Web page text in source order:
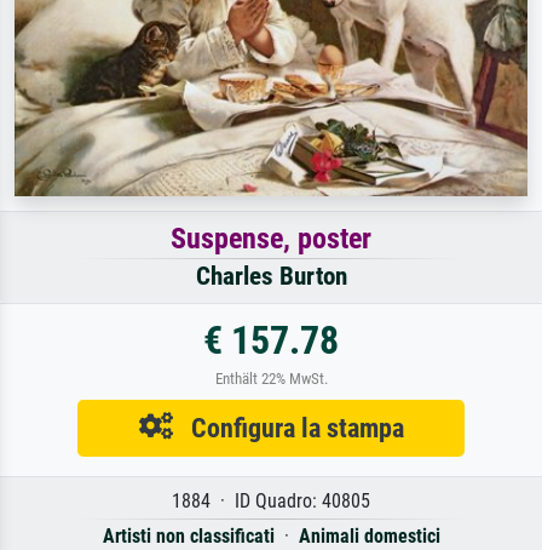
Suspense, poster
Charles Burton
€ 157.78
Enthält 22% MwSt.
Configura la stampa
1884 · ID Quadro: 40805
Artisti non classificati· Animali domestici